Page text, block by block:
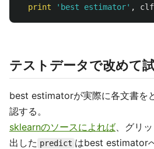
print
' best estimator' , clf
テストデータで改めて
best estimatorが実際に各文書を
認する。
sklearnのソースによれば、グリ
出した predict はbest estimator